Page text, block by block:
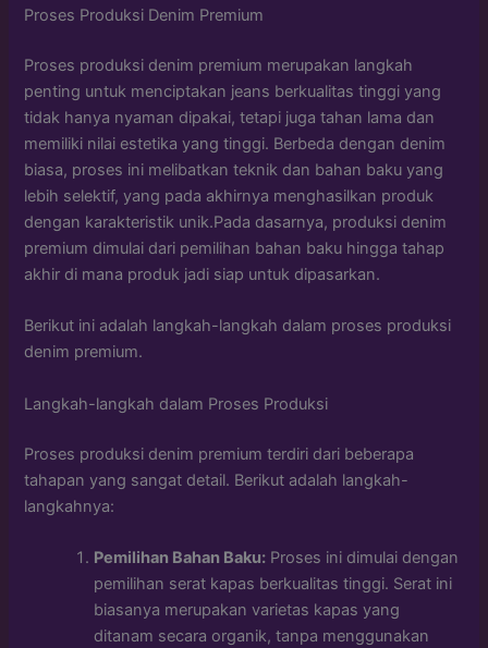
Proses Produksi Denim Premium
Proses produksi denim premium merupakan langkah
penting untuk menciptakan jeans berkualitas tinggi yang
tidak hanya nyaman dipakai, tetapi juga tahan lama dan
memiliki nilai estetika yang tinggi. Berbeda dengan denim
biasa, proses ini melibatkan teknik dan bahan baku yang
lebih selektif, yang pada akhirnya menghasilkan produk
dengan karakteristik unik.Pada dasarnya, produksi denim
premium dimulai dari pemilihan bahan baku hingga tahap
akhir di mana produk jadi siap untuk dipasarkan.
Berikut ini adalah langkah-langkah dalam proses produksi
denim premium.
Langkah-langkah dalam Proses Produksi
Proses produksi denim premium terdiri dari beberapa
tahapan yang sangat detail. Berikut adalah langkah-
langkahnya:
Pemilihan Bahan Baku: Proses ini dimulai dengan
pemilihan serat kapas berkualitas tinggi. Serat ini
biasanya merupakan varietas kapas yang
ditanam secara organik, tanpa menggunakan